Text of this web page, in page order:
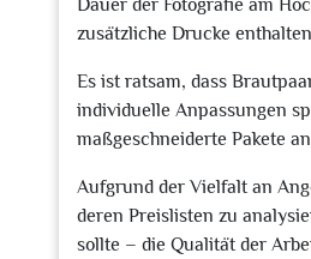
Dauer der Fotografie am
zusätzliche Drucke
Es ist ratsam, dass
individuelle Anpassungen
maßgeschneiderte Pakete
Aufgrund der Vielfalt an
deren Preislisten zu
sollte – die Qualität der